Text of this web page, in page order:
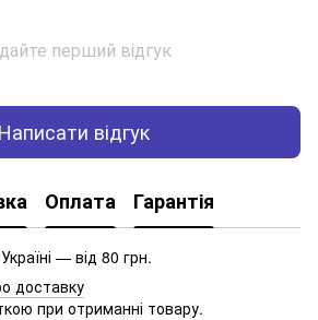
перший відгук
Написати відгук
Оплата Гарантія
— від 80 грн.
доставку
при отриманні товару.